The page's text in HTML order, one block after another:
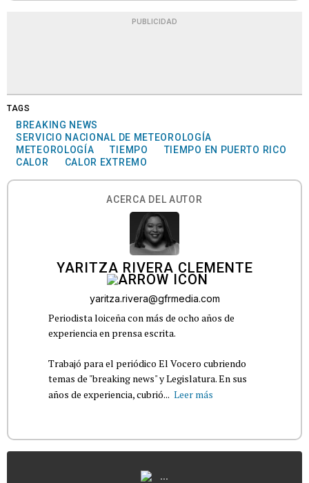
PUBLICIDAD
TAGS
BREAKING NEWS
SERVICIO NACIONAL DE METEOROLOGÍA
METEOROLOGÍA
TIEMPO
TIEMPO EN PUERTO RICO
CALOR
CALOR EXTREMO
ACERCA DEL AUTOR
YARITZA RIVERA CLEMENTE
yaritza.rivera@gfrmedia.com
Periodista loiceña con más de ocho años de
experiencia en prensa escrita.
Trabajó para el periódico El Vocero cubriendo
temas de "breaking news" y Legislatura. En sus
años de experiencia, cubrió... Leer más
...